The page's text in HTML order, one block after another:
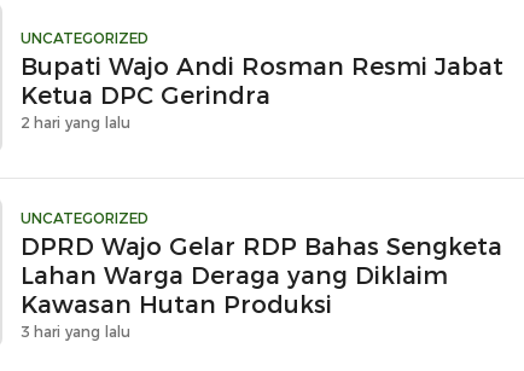
UNCATEGORIZED
Bupati Wajo Andi Rosman Resmi Jabat
Ketua DPC Gerindra
2 hari yang lalu
UNCATEGORIZED
DPRD Wajo Gelar RDP Bahas Sengketa
Lahan Warga Deraga yang Diklaim
Kawasan Hutan Produksi
3 hari yang lalu